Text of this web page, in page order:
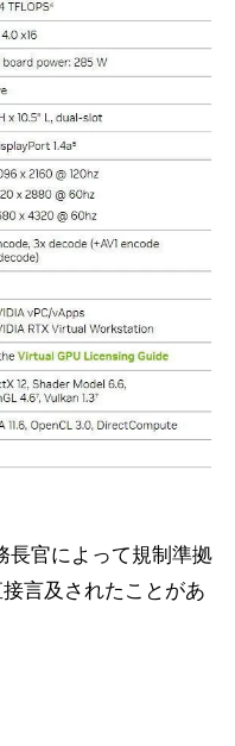
長官によって規制準拠
言及されたことがあ